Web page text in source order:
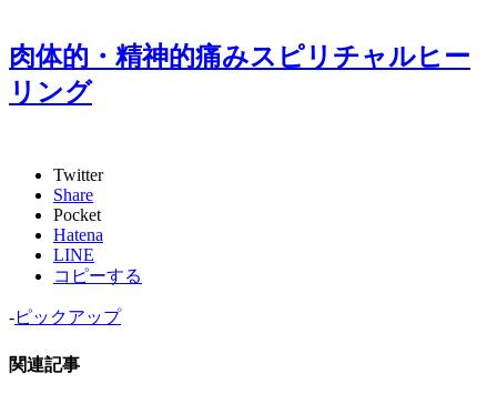
肉体的・精神的痛みスピリチャルヒー
リング
Twitter
Share
Pocket
Hatena
LINE
コピーする
-ピックアップ
関連記事